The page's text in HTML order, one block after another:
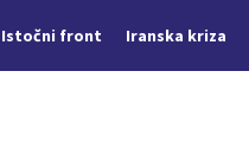
Istočni front Iranska kriza